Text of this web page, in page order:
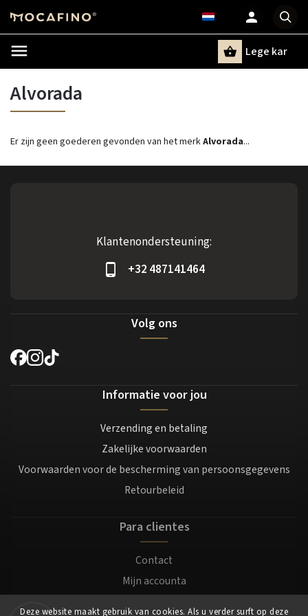
Deze website maakt gebruik van cookies. Als u verder surft op deze
Lege kar
Alvorada
Er zijn geen goederen gevonden van het merkAlvorada...
Klantenondersteuning:
+32 487141464
Volg ons
Informatie voor jou
Verzending en betaling
Zakelijke voorwaarden
Voorwaarden voor de bescherming van persoonsgegevens
Retourbeleid
Para clientes
Contact
Mijn accounta